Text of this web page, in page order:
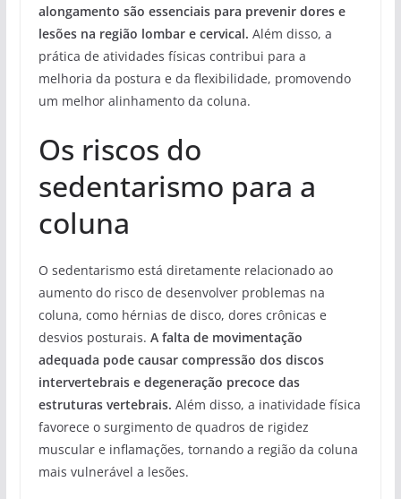
alongamento são essenciais para prevenir dores e
lesões na região lombar e cervical. Além disso, a
prática de atividades físicas contribui para a
melhoria da postura e da flexibilidade, promovendo
um melhor alinhamento da coluna.
Os riscos do
sedentarismo para a
coluna
O sedentarismo está diretamente relacionado ao
aumento do risco de desenvolver problemas na
coluna, como hérnias de disco, dores crônicas e
desvios posturais. A falta de movimentação
adequada pode causar compressão dos discos
intervertebrais e degeneração precoce das
estruturas vertebrais. Além disso, a inatividade física
favorece o surgimento de quadros de rigidez
muscular e inflamações, tornando a região da coluna
mais vulnerável a lesões.